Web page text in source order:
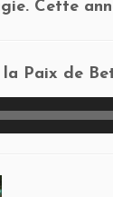
Cette
Paix de